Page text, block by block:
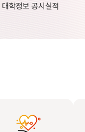
대학정보 공시실적